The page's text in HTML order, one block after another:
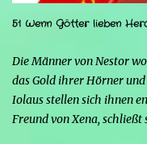
Seite, um sie zu
schwerer, sich zu
Strife schürt mit seinen
51 Wenn Götter lieben
Die Männer von Nestor
das Gold ihrer Hörner
Iolaus stellen sich ihnen
Freund von Xena,